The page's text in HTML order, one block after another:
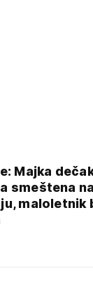
Majka
smeštena na
maloletnik